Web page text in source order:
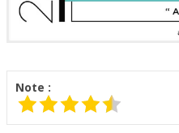
Note :